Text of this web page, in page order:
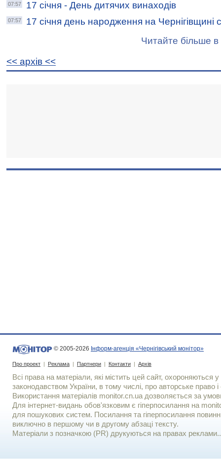
07:57 17 січня - День дитячих винаходів
07:57
17 січня день народження на Чернігівщині
Читайте більше в
<< архiв <<
© 2005-2026 Інформ-агенція «Чернігівський монітор»
Про проект | Реклама | Партнери | Контакти | Архів
Всі права на матеріали, які містить цей сайт, охороняються у
законодавством України, в тому числі, про авторське право і
Використання матерiалiв monitor.cn.ua дозволяється за
Для iнтернет-видань обов'язковим є гiперпосилання на
для пошукових систем. Посилання та гіперпосилання
виключно в першому чи в другому абзаці тексту.
Матеріали з позначкою (PR) друкуються на правах реклами..